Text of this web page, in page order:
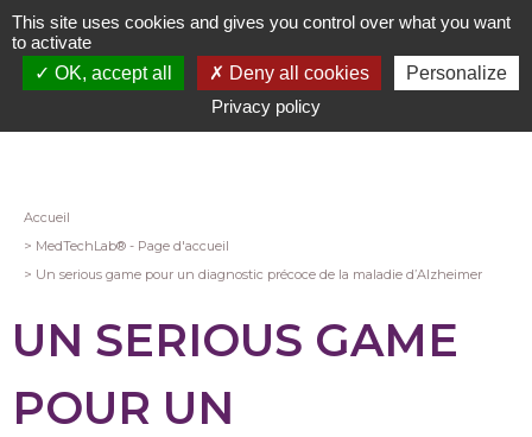
Aller
au
contenu
Fil
d'Ariane
Accueil
MedTechLab® - Page d'accueil
Un serious game pour un diagnostic précoce de la maladie d’Alzheimer
UN SERIOUS GAME
POUR UN
This site uses cookies and gives you control over what you want
to activate
OK, accept all
Deny all cookies
Personalize
Privacy policy